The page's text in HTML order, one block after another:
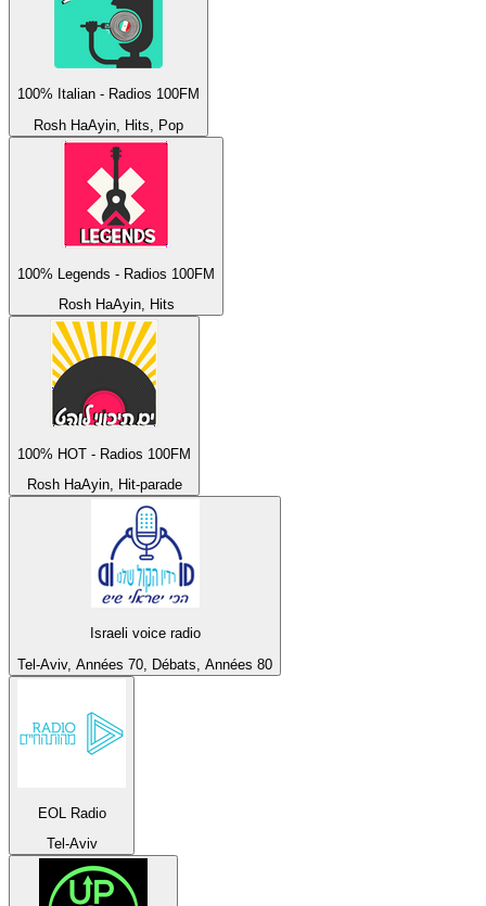
100% Italian - Radios 100FM
Rosh HaAyin, Hits, Pop
100% Legends - Radios 100FM
Rosh HaAyin, Hits
100% HOT - Radios 100FM
Rosh HaAyin, Hit-parade
Israeli voice radio
Tel-Aviv, Années 70, Débats, Années 80
EOL Radio
Tel-Aviv